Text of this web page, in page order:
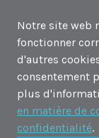
Notre site web
fonctionner
d'autres
consentement
plus
en matière de
confidentialité.